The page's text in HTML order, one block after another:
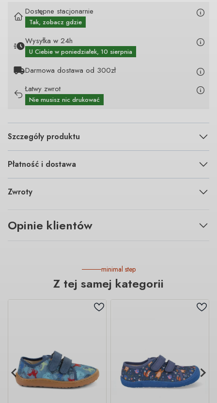
Dostępne stacjonarnie
Tak, zobacz gdzie
Wysyłka w 24h
U Ciebie w poniedziałek, 10 sierpnia
Darmowa dostawa od 300zł
Łatwy zwrot
Nie musisz nic drukować
Szczegóły produktu
Płatność i dostawa
Zwroty
Opinie klientów
minimal step
Z tej samej kategorii